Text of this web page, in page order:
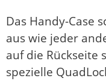
Das Handy-Case
aus wie jeder
auf die Rückseite
spezielle